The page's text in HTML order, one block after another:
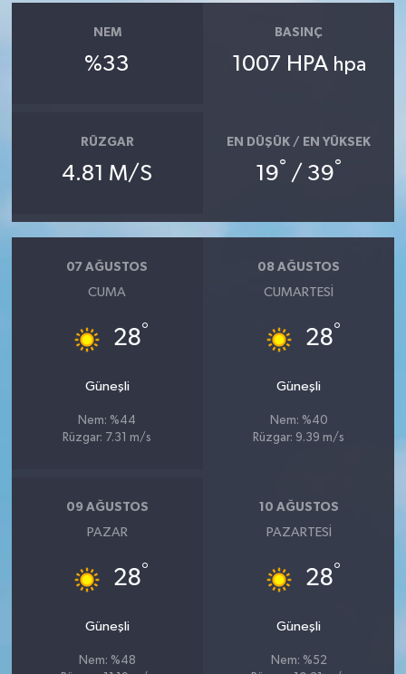
NEM
%33
BASINÇ
1007 HPA hpa
RÜZGAR
4.81 M/S
EN DÜŞÜK / EN YÜKSEK
19° / 39°
07 AĞUSTOS
CUMA
28°
Güneşli
Nem: %44
Rüzgar: 7.31 m/s
08 AĞUSTOS
CUMARTESI
28°
Güneşli
Nem: %40
Rüzgar: 9.39 m/s
09 AĞUSTOS
PAZAR
28°
Güneşli
Nem: %48
10 AĞUSTOS
PAZARTESI
28°
Güneşli
Nem: %52